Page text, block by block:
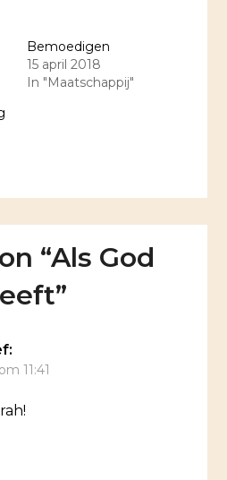
Bemoedigen
15 april 2018
In "Maatschappij"
“Als God
”
11:41